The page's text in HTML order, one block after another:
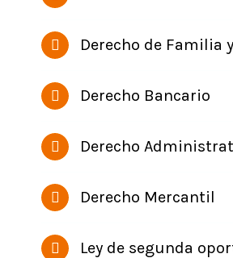
Derecho de Familia
Derecho Bancario
Derecho
Derecho Mercantil
Ley de segunda